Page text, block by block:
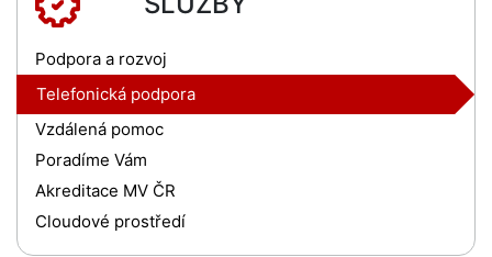
Podpora a rozvoj
Telefonická podpora
Vzdálená pomoc
Poradíme Vám
Akreditace MV ČR
Cloudové prostředí